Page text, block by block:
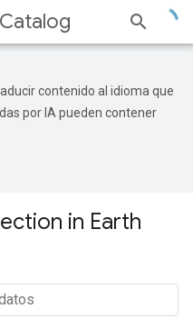
contenido al idioma que
por IA pueden contener
in Earth